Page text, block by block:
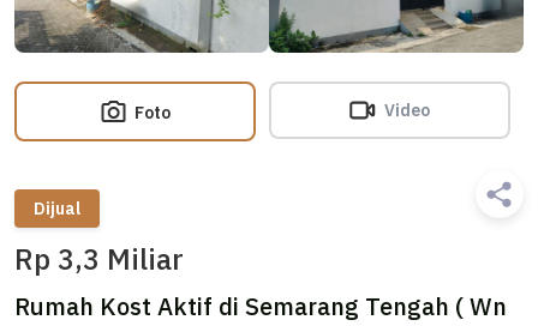
Foto Video
Dijual
Rp 3,3 Miliar
Rumah Kost Aktif di Semarang Tengah ( Wn